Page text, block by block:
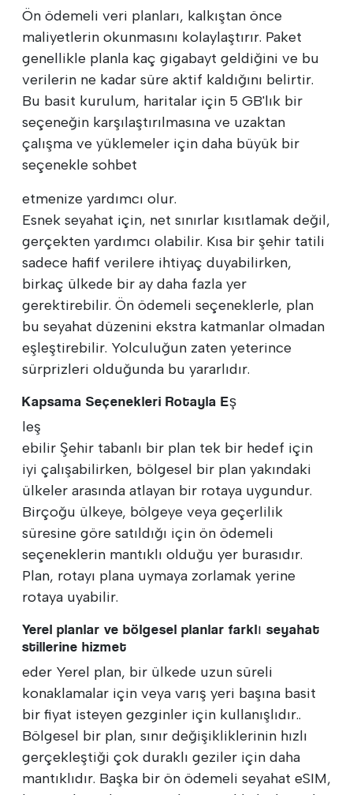
Ön ödemeli veri planları, kalkıştan önce
maliyetlerin okunmasını kolaylaştırır. Paket
genellikle planla kaç gigabayt geldiğini ve bu
verilerin ne kadar süre aktif kaldığını belirtir.
Bu basit kurulum, haritalar için 5 GB'lık bir
seçeneğin karşılaştırılmasına ve uzaktan
çalışma ve yüklemeler için daha büyük bir
seçenekle sohbet
etmenize yardımcı olur.
Esnek seyahat için, net sınırlar kısıtlamak değil,
gerçekten yardımcı olabilir. Kısa bir şehir tatili
sadece hafif verilere ihtiyaç duyabilirken,
birkaç ülkede bir ay daha fazla yer
gerektirebilir. Ön ödemeli seçeneklerle, plan
bu seyahat düzenini ekstra katmanlar olmadan
eşleştirebilir. Yolculuğun zaten yeterince
sürprizleri olduğunda bu yararlıdır.
Kapsama Seçenekleri Rotayla Eş
leş
ebilir Şehir tabanlı bir plan tek bir hedef için
iyi çalışabilirken, bölgesel bir plan yakındaki
ülkeler arasında atlayan bir rotaya uygundur.
Birçoğu ülkeye, bölgeye veya geçerlilik
süresine göre satıldığı için ön ödemeli
seçeneklerin mantıklı olduğu yer burasıdır.
Plan, rotayı plana uymaya zorlamak yerine
rotaya uyabilir.
Yerel planlar ve bölgesel planlar farklı seyahat
stillerine hizmet
eder Yerel plan, bir ülkede uzun süreli
konaklamalar için veya varış yeri başına basit
bir fiyat isteyen gezginler için kullanışlıdır..
Bölgesel bir plan, sınır değişikliklerinin hızlı
gerçekleştiği çok duraklı geziler için daha
mantıklıdır. Başka bir ön ödemeli seyahat eSIM,